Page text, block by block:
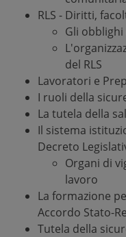
RLS - Diritti,
Gli
del RLS
Lavoratori e
I ruoli della
La tutela della
Il sistema
Decreto
Organi di
lavoro
La formazione
Accordo Stato-
Tutela della